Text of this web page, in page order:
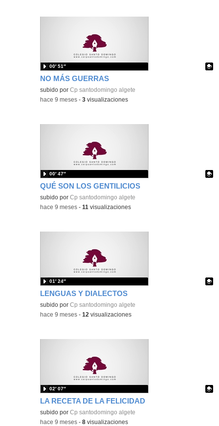
NO MÁS GUERRAS
Contenido educativo.
subido porCp santodomingo algete
00′ 51″
-hace 9 meses -3 visualizaciones
QUÉ SON LOS GENTILICIOS
Contenido educativo.
subido porCp santodomingo algete
00′ 47″
-hace 9 meses -11 visualizaciones
LENGUAS Y DIALECTOS
Contenido educativo.
subido porCp santodomingo algete
01′ 24″
-hace 9 meses -12 visualizaciones
LA RECETA DE LA FELICIDAD
Contenido educativo.
subido porCp santodomingo algete
02′ 07″
-hace 9 meses -8 visualizaciones